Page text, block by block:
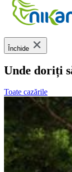
Închide
Unde doriți
Toate cazările